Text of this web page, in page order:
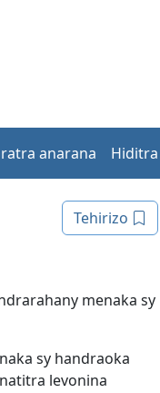
anarana Hiditra
Tehirizo
menaka sy
sy handraoka
levonina